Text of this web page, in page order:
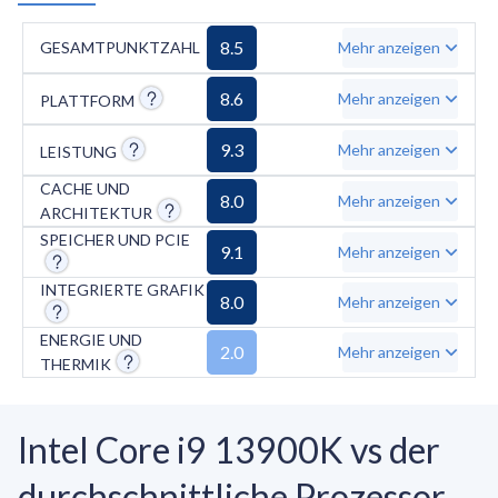
Leistungsaufnahme von bis zu 253 Watt unter
Last und die damit verbundene enorme
Hitzeentwicklung, die eine leistungsstarke
Kühllösung zwingend erforderlich macht.
GESAMTPUNKTZAHL 8.5 Mehr anzeigen
PLATTFORM 8.6 Mehr anzeigen
LEISTUNG 9.3 Mehr anzeigen
CACHE UND
ARCHITEKTUR
8.0 Mehr anzeigen
SPEICHER UND PCIE
9.1 Mehr anzeigen
INTEGRIERTE GRAFIK
8.0 Mehr anzeigen
ENERGIE UND
THERMIK
2.0 Mehr anzeigen
Intel Core i9 13900K vs der